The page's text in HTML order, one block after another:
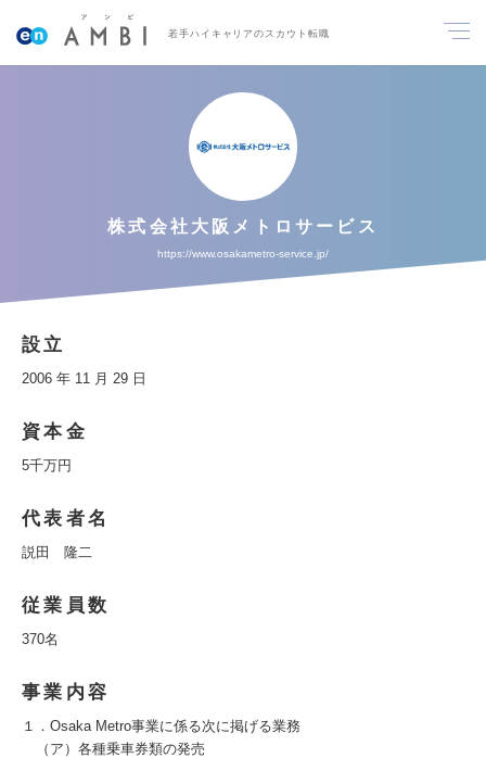
若手ハイキャリアのスカウト転職
株式会社大阪メトロサービス
https://www.osakametro-service.jp/
設立
2006 年 11 月 29 日
資本金
5千万円
代表者名
説田 隆二
従業員数
370名
事業内容
１．Osaka Metro事業に係る次に掲げる業務
（ア）各種乗車券類の発売